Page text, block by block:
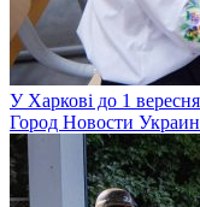
У Харкові до 1
Город Новости